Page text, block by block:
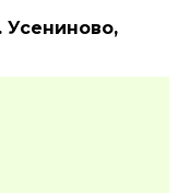
Усениново,